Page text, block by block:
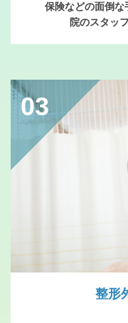
保険などの面倒な
院のスタッ
03
整形